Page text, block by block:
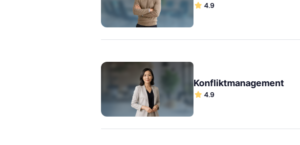
4.9
Konfliktmanagement
4.9